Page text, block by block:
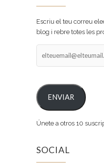
Escriu el teu correu
blog i rebre totes les
ENVIAR
Únete a otros 10
SOCIAL